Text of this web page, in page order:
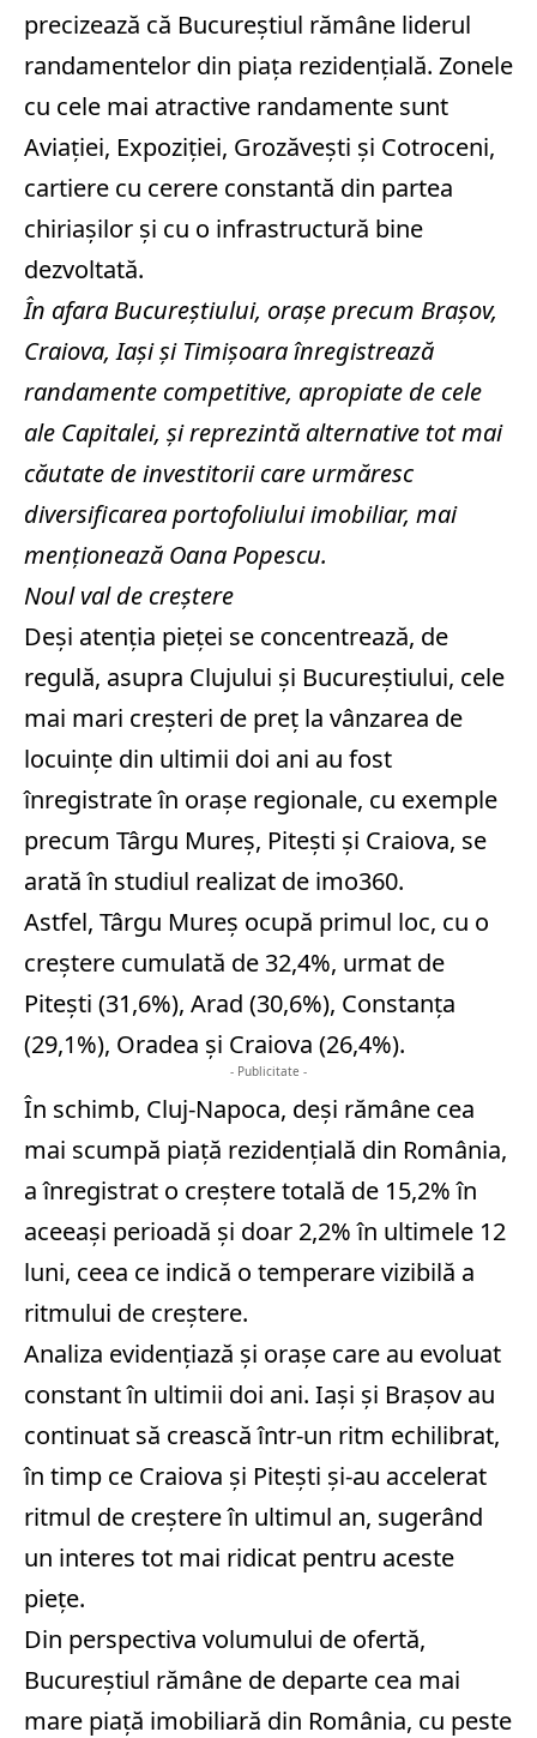
precizează că Bucureştiul rămâne liderul
randamentelor din piaţa rezidenţială. Zonele
cu cele mai atractive randamente sunt
Aviaţiei, Expoziţiei, Grozăveşti şi Cotroceni,
cartiere cu cerere constantă din partea
chiriaşilor şi cu o infrastructură bine
dezvoltată.
În afara Bucureştiului, oraşe precum Braşov,
Craiova, Iaşi şi Timişoara înregistrează
randamente competitive, apropiate de cele
ale Capitalei, şi reprezintă alternative tot mai
căutate de investitorii care urmăresc
diversificarea portofoliului imobiliar, mai
menţionează Oana Popescu.
Noul val de creştere
Deşi atenţia pieţei se concentrează, de
regulă, asupra Clujului şi Bucureştiului, cele
mai mari creşteri de preţ la vânzarea de
locuinţe din ultimii doi ani au fost
înregistrate în oraşe regionale, cu exemple
precum Târgu Mureş, Piteşti şi Craiova, se
arată în studiul realizat de imo360.
Astfel, Târgu Mureş ocupă primul loc, cu o
creştere cumulată de 32,4%, urmat de
Piteşti (31,6%), Arad (30,6%), Constanţa
(29,1%), Oradea şi Craiova (26,4%).
- Publicitate -
În schimb, Cluj-Napoca, deşi rămâne cea
mai scumpă piaţă rezidenţială din România,
a înregistrat o creştere totală de 15,2% în
aceeaşi perioadă şi doar 2,2% în ultimele 12
luni, ceea ce indică o temperare vizibilă a
ritmului de creştere.
Analiza evidenţiază şi oraşe care au evoluat
constant în ultimii doi ani. Iaşi şi Braşov au
continuat să crească într-un ritm echilibrat,
în timp ce Craiova şi Piteşti şi-au accelerat
ritmul de creştere în ultimul an, sugerând
un interes tot mai ridicat pentru aceste
pieţe.
Din perspectiva volumului de ofertă,
Bucureştiul rămâne de departe cea mai
mare piaţă imobiliară din România, cu peste